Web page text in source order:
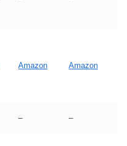
Amazon Amazon
– –